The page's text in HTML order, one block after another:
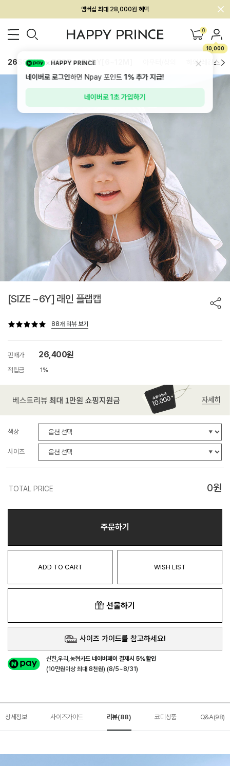
회원전용 아울렛, 가입하면 ~60% 할인!
멤버십 최대 28,000원 혜택 0
10,000
26SS 신상 BEST BABY[6~12M] 하의/레깅스
[SIZE ~6Y] 래인 플랩캡
88개 리뷰 보기
판매가 26,400원
적립금 1%
색상
사이즈
TOTAL PRICE 0원
주문하기
ADD TO CART WISH LIST
선물하기
사이즈 가이드를 참고하세요!
신한,우리,농협카드네이버페이 결제시 5%할인
(10만원이상 최대 8천원) (8/5~8/31)
상세정보 사이즈가이드 리뷰(88) 코디상품 Q&A(98)
HAPPY PRINCE
네이버로 로그인하면 Npay 포인트1%추가 지급!
네이버로 1초 가입하기